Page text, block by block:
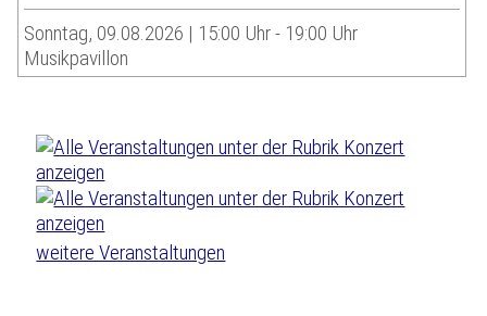
Sonntag, 09.08.2026 | 15:00 Uhr - 19:00 Uhr
Musikpavillon
weitere Veranstaltungen